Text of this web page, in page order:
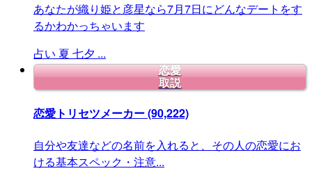
あなたが織り姫と彦星なら7月7日にどんなデートをす
るかわかっちゃいます
占い 夏 七夕 ...
恋愛
取説
恋愛トリセツメーカー(90,222)
自分や友達などの名前を入れると、その人の恋愛にお
ける基本スペック・注意...